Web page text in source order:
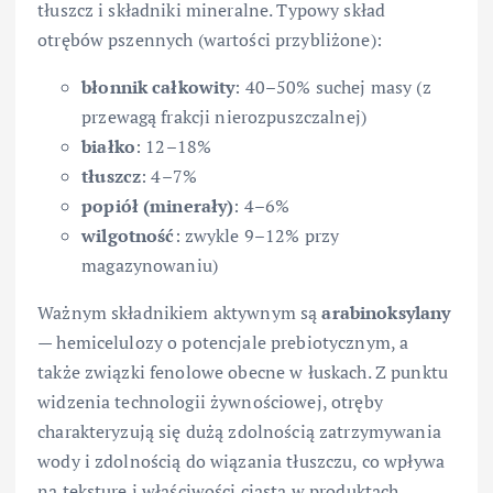
tłuszcz i składniki mineralne. Typowy skład
otrębów pszennych (wartości przybliżone):
błonnik całkowity: 40–50% suchej masy (z
przewagą frakcji nierozpuszczalnej)
białko: 12–18%
tłuszcz: 4–7%
popiół (minerały): 4–6%
wilgotność: zwykle 9–12% przy
magazynowaniu)
Ważnym składnikiem aktywnym sąarabinoksylany
— hemicelulozy o potencjale prebiotycznym, a
także związki fenolowe obecne w łuskach. Z punktu
widzenia technologii żywnościowej, otręby
charakteryzują się dużą zdolnością zatrzymywania
wody i zdolnością do wiązania tłuszczu, co wpływa